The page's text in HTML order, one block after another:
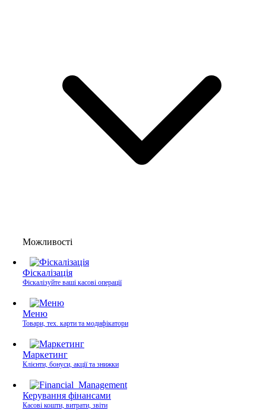
Можливості
Фіскалізація
Фіскалізуйте ваші касові операції
Меню
Товари, тех. карти та модифікатори
Маркетинг
Клієнти, бонуси, акції та знижки
Керування фінансами
Касові кошти, витрати, звіти